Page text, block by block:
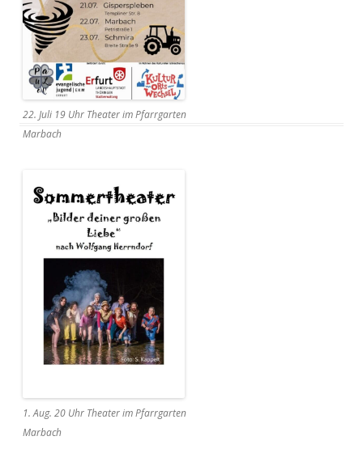
22. Juli 19 Uhr Theater im Pfarrgarten
Marbach
1. Aug. 20 Uhr Theater im Pfarrgarten
Marbach